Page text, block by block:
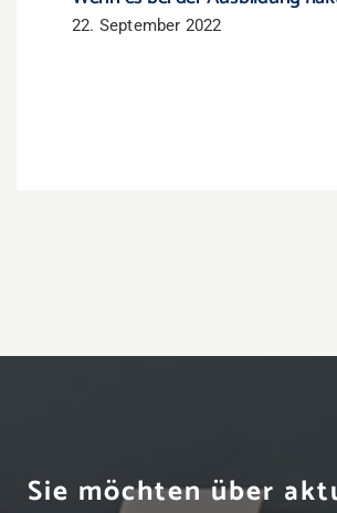
22. September 2022
Sie möchten über